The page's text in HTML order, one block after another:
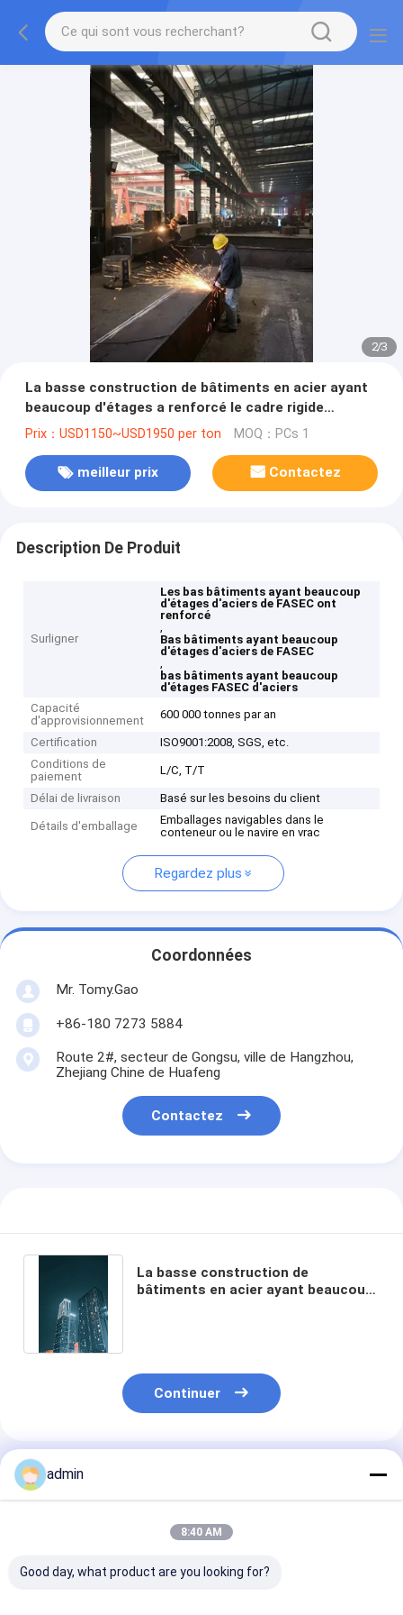
2/3
La basse construction de bâtiments en acier ayant
beaucoup d'étages a renforcé le cadre rigide
concret de GV
Prix：USD1150~USD1950 per ton MOQ：PCs 1
meilleur prix Contactez
Description De Produit
Surligner
Les bas bâtiments ayant beaucoup
d'étages d'aciers de FASEC ont
renforcé
,
Bas bâtiments ayant beaucoup
d'étages d'aciers de FASEC
,
bas bâtiments ayant beaucoup
d'étages FASEC d'aciers
Capacité
d'approvisionnement
600 000 tonnes par an
Certification
ISO9001:2008, SGS, etc.
Conditions de
paiement
L/C, T/T
Délai de livraison Basé sur les besoins du client
Détails d'emballage
Emballages navigables dans le
conteneur ou le navire en vrac
Regardez plus
Coordonnées
Mr. Tomy.Gao
+86-180 7273 5884
Route 2#, secteur de Gongsu, ville de Hangzhou,
Zhejiang Chine de Huafeng
Contactez
La basse construction de
bâtiments en acier ayant beaucoup
Continuer
Produits Recommandés
admin
8:40 AM
Good day, what product are you looking for?